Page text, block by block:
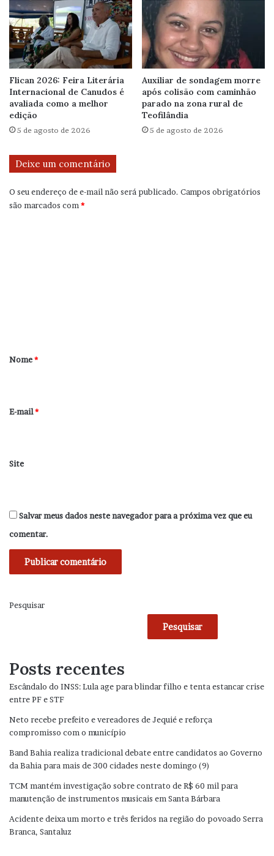
Flican 2026: Feira Literária
Internacional de Canudos é
avaliada como a melhor
edição
5 de agosto de 2026
Auxiliar de sondagem morre
após colisão com caminhão
parado na zona rural de
Teofilândia
5 de agosto de 2026
Deixe um comentário
O seu endereço de e-mail não será publicado. Campos obrigatórios
são marcados com*
r
*
Nome*
E-mail*
Site
Salvar meus dados neste navegador para a próxima vez que eu
comentar.
Pesquisar
Pesquisar
Posts recentes
Escândalo do INSS: Lula age para blindar filho e tenta estancar crise
entre PF e STF
Neto recebe prefeito e vereadores de Jequié e reforça
compromisso com o município
Band Bahia realiza tradicional debate entre candidatos ao Governo
da Bahia para mais de 300 cidades neste domingo (9)
TCM mantém investigação sobre contrato de R$ 60 mil para
manutenção de instrumentos musicais em Santa Bárbara
Acidente deixa um morto e três feridos na região do povoado Serra
Branca, Santaluz